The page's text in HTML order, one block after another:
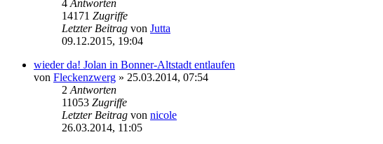
4 Antworten
14171 Zugriffe
Letzter Beitrag von Jutta
09.12.2015, 19:04
wieder da! Jolan in Bonner-Altstadt entlaufen
von Fleckenzwerg » 25.03.2014, 07:54
2 Antworten
11053 Zugriffe
Letzter Beitrag von nicole
26.03.2014, 11:05